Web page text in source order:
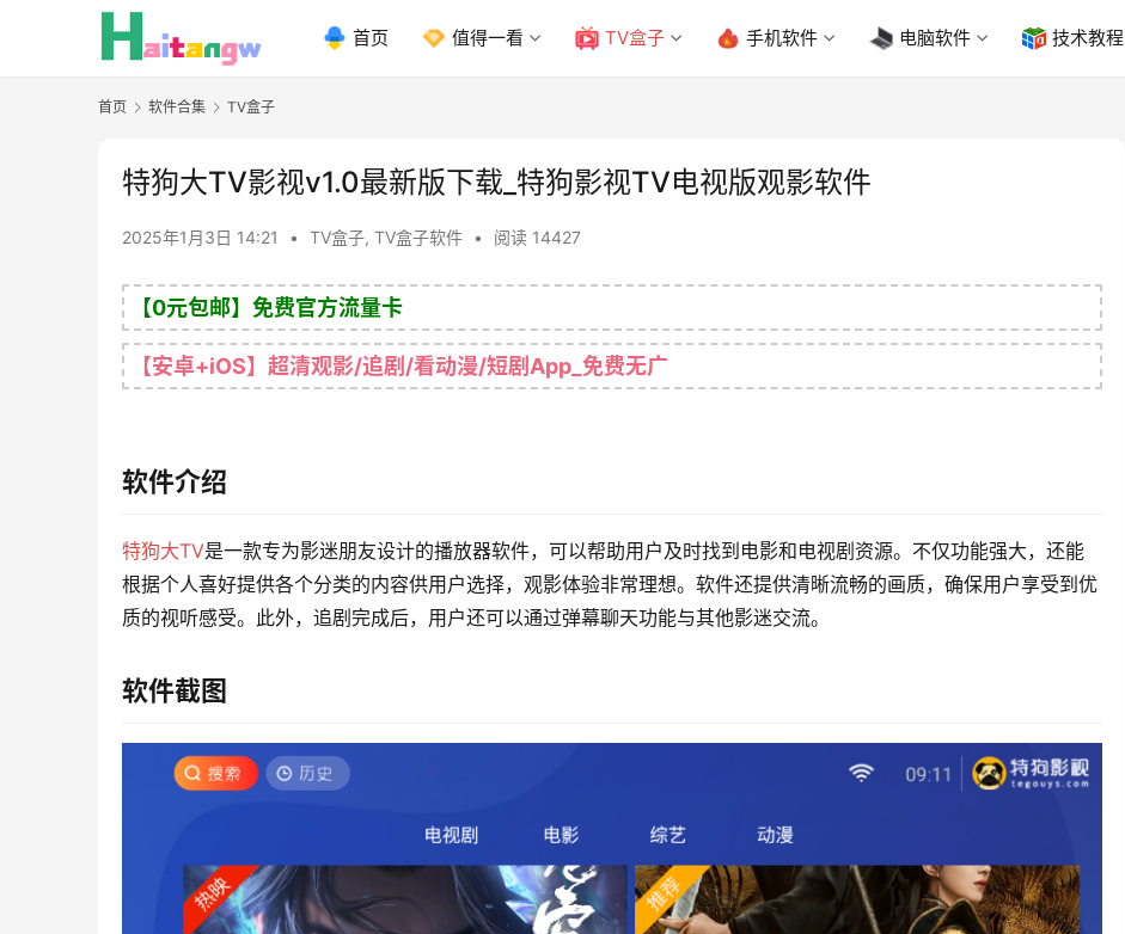
首页 值得一看 TV盒子 手机软件 电脑软件 技术教程
首页 软件合集 TV盒子
特狗大TV影视v1.0最新版下载_特狗影视TV电视版观影软件
2025年1月3日 14:21 • TV盒子, TV盒子软件 • 阅读 14427
【0元包邮】免费官方流量卡
【安卓+iOS】超清观影/追剧/看动漫/短剧App_免费无广
软件介绍
特狗大TV是一款专为影迷朋友设计的播放器软件，可以帮助用户及时找到电影和电视剧资源。不仅功能强大，还能
根据个人喜好提供各个分类的内容供用户选择，观影体验非常理想。软件还提供清晰流畅的画质，确保用户享受到优
质的视听感受。此外，追剧完成后，用户还可以通过弹幕聊天功能与其他影迷交流。
软件截图